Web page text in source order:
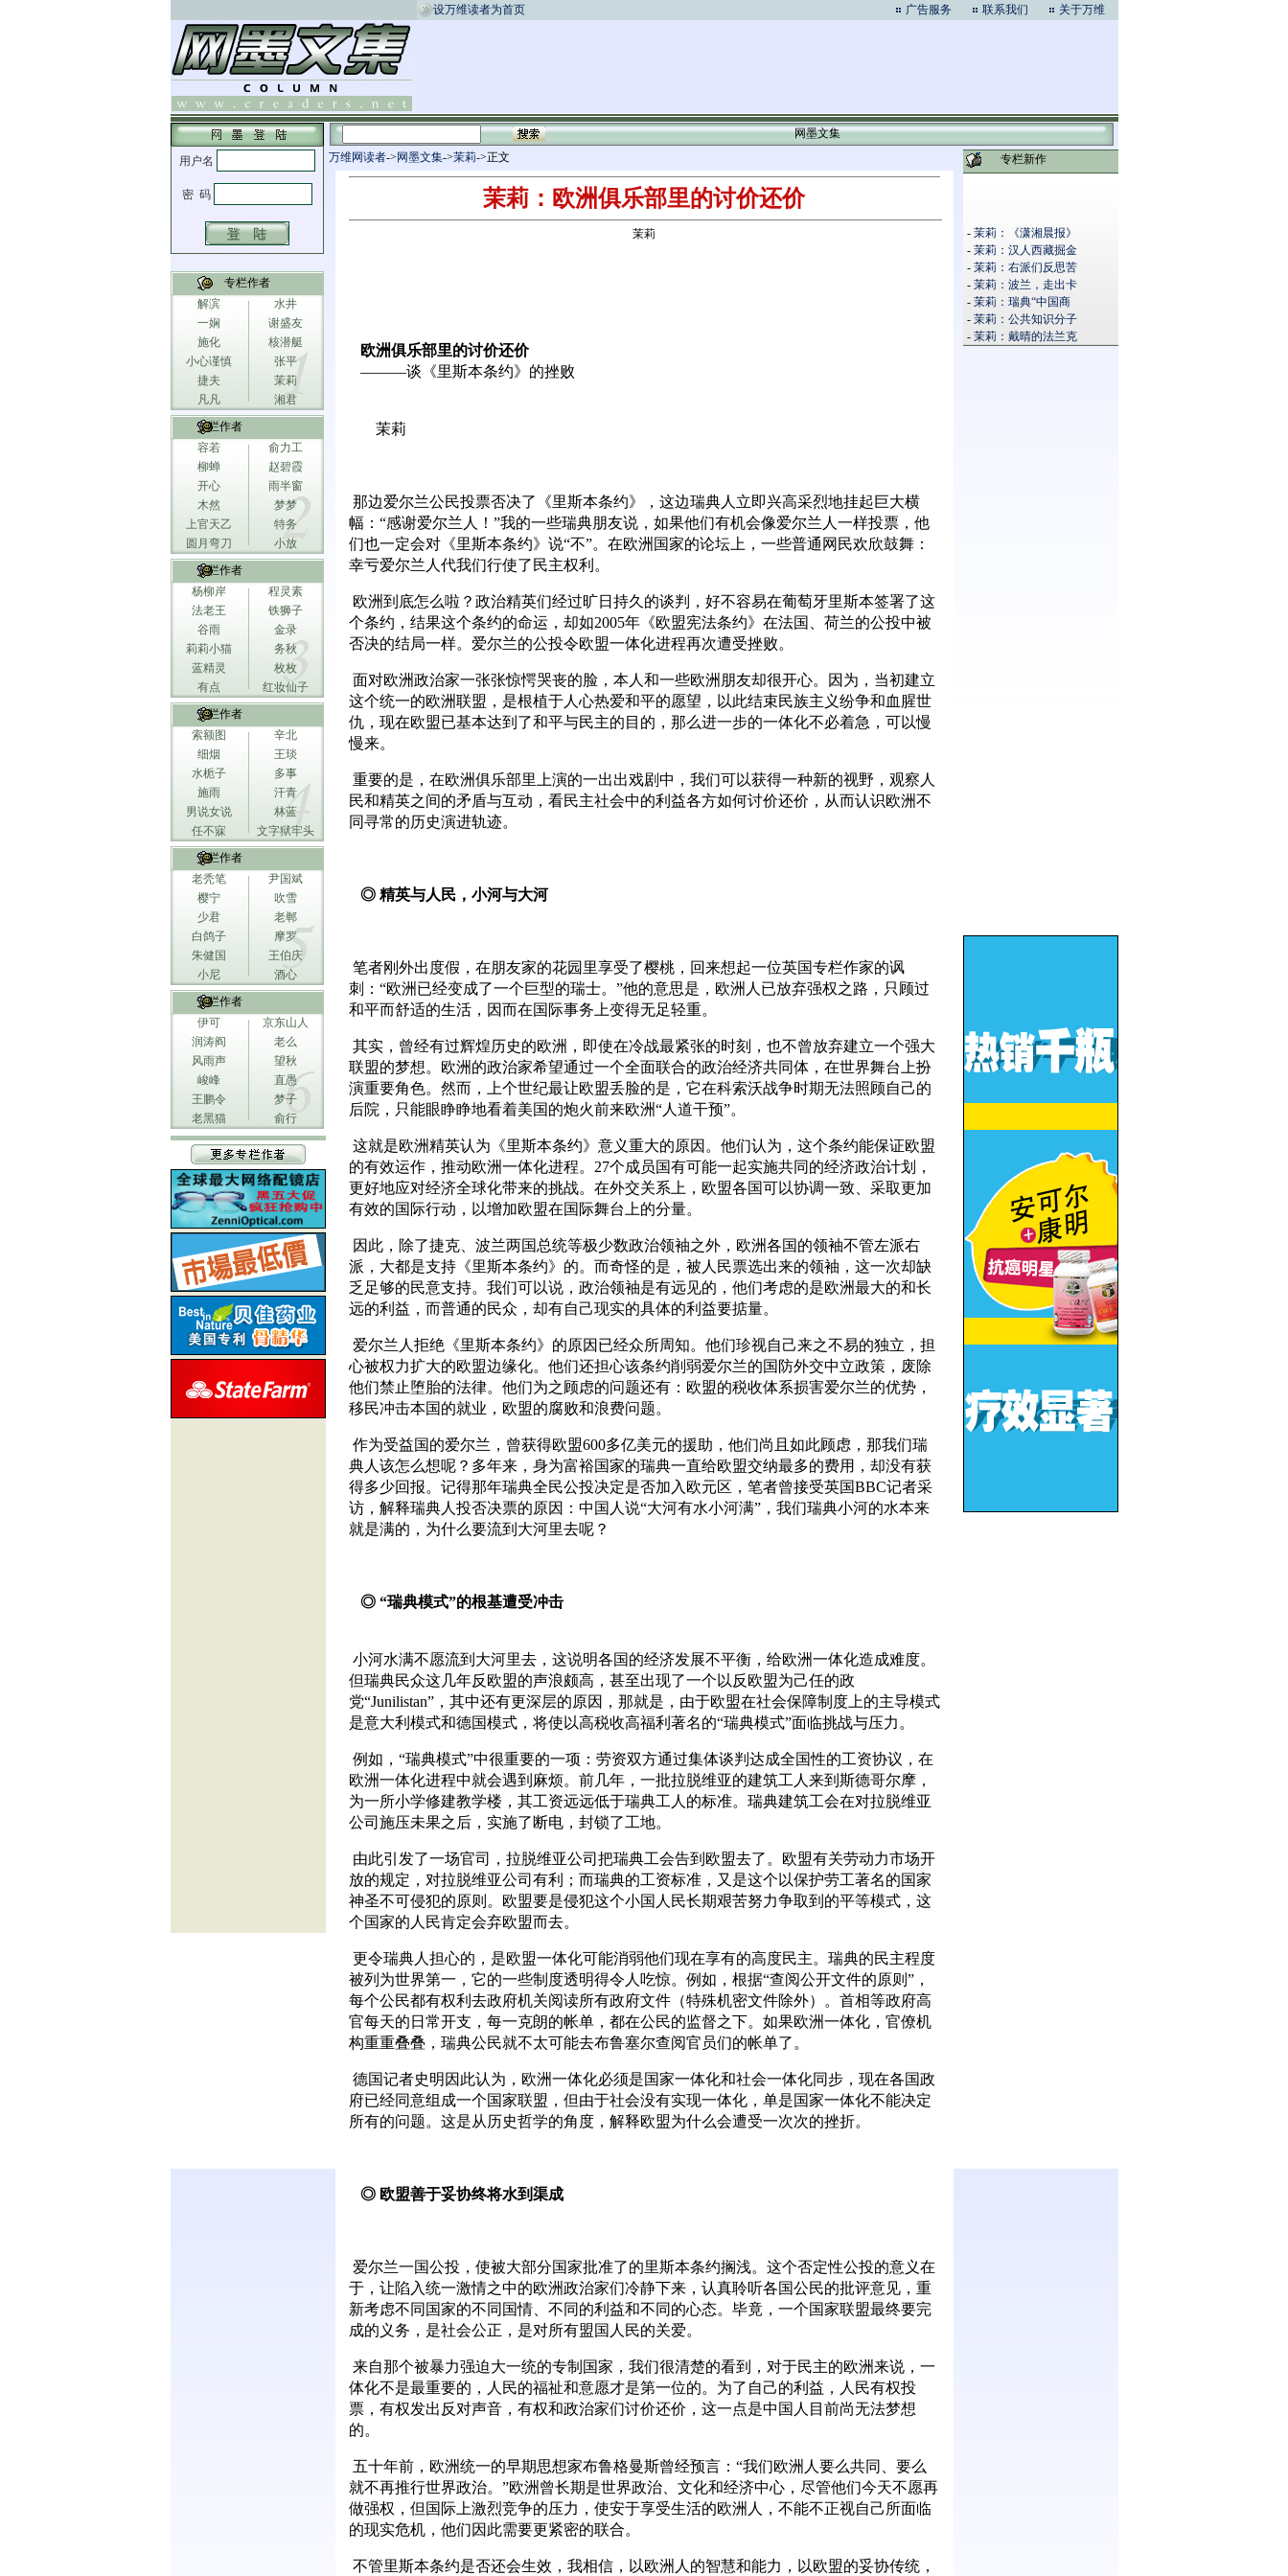
设万维读者为首页 广告服务 联系我们 关于万维
专栏作者
解滨
水井
一娴
谢盛友
施化
核潜艇
小心谨慎
张平
捷夫
茉莉
凡凡
湘君
专栏作者
容若
俞力工
柳蝉
赵碧霞
开心
雨半窗
木然
梦梦
上官天乙
特务
圆月弯刀
小放
专栏作者
杨柳岸
程灵素
法老王
铁狮子
谷雨
金录
莉莉小猫
务秋
蓝精灵
枚枚
有点
红妆仙子
专栏作者
索额图
辛北
细烟
王琰
水栀子
多事
施雨
汗青
男说女说
林蓝
任不寐
文字狱牢头
专栏作者
老秃笔
尹国斌
樱宁
吹雪
少君
老郸
白鸽子
摩罗
朱健国
王伯庆
小尼
酒心
专栏作者
伊可
京东山人
润涛阎
老么
风雨声
望秋
峻峰
直愚
王鹏令
梦子
老黑猫
俞行
网墨文集
万维网读者-> 网墨文集->茉莉->正文 专栏新作
- 茉莉：《潇湘晨报》
- 茉莉：汉人西藏掘金
- 茉莉：右派们反思苦
- 茉莉：波兰，走出卡
- 茉莉：瑞典“中国商
- 茉莉：公共知识分子
- 茉莉：戴晴的法兰克
茉莉：欧洲俱乐部里的讨价还价
茉莉
欧洲俱乐部里的讨价还价
———谈《里斯本条约》的挫败
茉莉
那边爱尔兰公民投票否决了《里斯本条约》，这边瑞典人立即兴高采烈地挂起巨大横
幅：“感谢爱尔兰人！”我的一些瑞典朋友说，如果他们有机会像爱尔兰人一样投票，他
们也一定会对《里斯本条约》说“不”。在欧洲国家的论坛上，一些普通网民欢欣鼓舞：
幸亏爱尔兰人代我们行使了民主权利。
欧洲到底怎么啦？政治精英们经过旷日持久的谈判，好不容易在葡萄牙里斯本签署了这
个条约，结果这个条约的命运，却如2005年《欧盟宪法条约》在法国、荷兰的公投中被
否决的结局一样。爱尔兰的公投令欧盟一体化进程再次遭受挫败。
面对欧洲政治家一张张惊愕哭丧的脸，本人和一些欧洲朋友却很开心。因为，当初建立
这个统一的欧洲联盟，是根植于人心热爱和平的愿望，以此结束民族主义纷争和血腥世
仇，现在欧盟已基本达到了和平与民主的目的，那么进一步的一体化不必着急，可以慢
慢来。
重要的是，在欧洲俱乐部里上演的一出出戏剧中，我们可以获得一种新的视野，观察人
民和精英之间的矛盾与互动，看民主社会中的利益各方如何讨价还价，从而认识欧洲不
同寻常的历史演进轨迹。
◎ 精英与人民，小河与大河
笔者刚外出度假，在朋友家的花园里享受了樱桃，回来想起一位英国专栏作家的讽
刺：“欧洲已经变成了一个巨型的瑞士。”他的意思是，欧洲人已放弃强权之路，只顾过
和平而舒适的生活，因而在国际事务上变得无足轻重。
其实，曾经有过辉煌历史的欧洲，即使在冷战最紧张的时刻，也不曾放弃建立一个强大
联盟的梦想。欧洲的政治家希望通过一个全面联合的政治经济共同体，在世界舞台上扮
演重要角色。然而，上个世纪最让欧盟丢脸的是，它在科索沃战争时期无法照顾自己的
后院，只能眼睁睁地看着美国的炮火前来欧洲“人道干预”。
这就是欧洲精英认为《里斯本条约》意义重大的原因。他们认为，这个条约能保证欧盟
的有效运作，推动欧洲一体化进程。27个成员国有可能一起实施共同的经济政治计划，
更好地应对经济全球化带来的挑战。在外交关系上，欧盟各国可以协调一致、采取更加
有效的国际行动，以增加欧盟在国际舞台上的分量。
因此，除了捷克、波兰两国总统等极少数政治领袖之外，欧洲各国的领袖不管左派右
派，大都是支持《里斯本条约》的。而奇怪的是，被人民票选出来的领袖，这一次却缺
乏足够的民意支持。我们可以说，政治领袖是有远见的，他们考虑的是欧洲最大的和长
远的利益，而普通的民众，却有自己现实的具体的利益要掂量。
爱尔兰人拒绝《里斯本条约》的原因已经众所周知。他们珍视自己来之不易的独立，担
心被权力扩大的欧盟边缘化。他们还担心该条约削弱爱尔兰的国防外交中立政策，废除
他们禁止堕胎的法律。他们为之顾虑的问题还有：欧盟的税收体系损害爱尔兰的优势，
移民冲击本国的就业，欧盟的腐败和浪费问题。
作为受益国的爱尔兰，曾获得欧盟600多亿美元的援助，他们尚且如此顾虑，那我们瑞
典人该怎么想呢？多年来，身为富裕国家的瑞典一直给欧盟交纳最多的费用，却没有获
得多少回报。记得那年瑞典全民公投决定是否加入欧元区，笔者曾接受英国BBC记者采
访，解释瑞典人投否决票的原因：中国人说“大河有水小河满”，我们瑞典小河的水本来
就是满的，为什么要流到大河里去呢？
◎ “瑞典模式”的根基遭受冲击
小河水满不愿流到大河里去，这说明各国的经济发展不平衡，给欧洲一体化造成难度。
但瑞典民众这几年反欧盟的声浪颇高，甚至出现了一个以反欧盟为己任的政
党“Junilistan”，其中还有更深层的原因，那就是，由于欧盟在社会保障制度上的主导模式
是意大利模式和德国模式，将使以高税收高福利著名的“瑞典模式”面临挑战与压力。
例如，“瑞典模式”中很重要的一项：劳资双方通过集体谈判达成全国性的工资协议，在
欧洲一体化进程中就会遇到麻烦。前几年，一批拉脱维亚的建筑工人来到斯德哥尔摩，
为一所小学修建教学楼，其工资远远低于瑞典工人的标准。瑞典建筑工会在对拉脱维亚
公司施压未果之后，实施了断电，封锁了工地。
由此引发了一场官司，拉脱维亚公司把瑞典工会告到欧盟去了。欧盟有关劳动力市场开
放的规定，对拉脱维亚公司有利；而瑞典的工资标准，又是这个以保护劳工著名的国家
神圣不可侵犯的原则。欧盟要是侵犯这个小国人民长期艰苦努力争取到的平等模式，这
个国家的人民肯定会弃欧盟而去。
更令瑞典人担心的，是欧盟一体化可能消弱他们现在享有的高度民主。瑞典的民主程度
被列为世界第一，它的一些制度透明得令人吃惊。例如，根据“查阅公开文件的原则”，
每个公民都有权利去政府机关阅读所有政府文件（特殊机密文件除外）。首相等政府高
官每天的日常开支，每一克朗的帐单，都在公民的监督之下。如果欧洲一体化，官僚机
构重重叠叠，瑞典公民就不太可能去布鲁塞尔查阅官员们的帐单了。
德国记者史明因此认为，欧洲一体化必须是国家一体化和社会一体化同步，现在各国政
府已经同意组成一个国家联盟，但由于社会没有实现一体化，单是国家一体化不能决定
所有的问题。这是从历史哲学的角度，解释欧盟为什么会遭受一次次的挫折。
◎ 欧盟善于妥协终将水到渠成
爱尔兰一国公投，使被大部分国家批准了的里斯本条约搁浅。这个否定性公投的意义在
于，让陷入统一激情之中的欧洲政治家们冷静下来，认真聆听各国公民的批评意见，重
新考虑不同国家的不同国情、不同的利益和不同的心态。毕竟，一个国家联盟最终要完
成的义务，是社会公正，是对所有盟国人民的关爱。
来自那个被暴力强迫大一统的专制国家，我们很清楚的看到，对于民主的欧洲来说，一
体化不是最重要的，人民的福祉和意愿才是第一位的。为了自己的利益，人民有权投
票，有权发出反对声音，有权和政治家们讨价还价，这一点是中国人目前尚无法梦想
的。
五十年前，欧洲统一的早期思想家布鲁格曼斯曾经预言：“我们欧洲人要么共同、要么
就不再推行世界政治。”欧洲曾长期是世界政治、文化和经济中心，尽管他们今天不愿再
做强权，但国际上激烈竞争的压力，使安于享受生活的欧洲人，不能不正视自己所面临
的现实危机，他们因此需要更紧密的联合。
不管里斯本条约是否还会生效，我相信，以欧洲人的智慧和能力，以欧盟的妥协传统，